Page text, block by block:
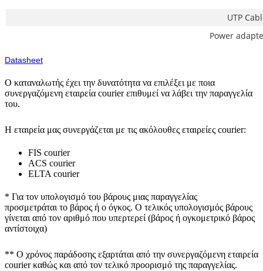
UTP
Power
Datasheet
Ο καταναλωτής έχει την δυνατότητα να επιλέξει με ποια
συνεργαζόμενη εταιρεία courier επιθυμεί να λάβει την παραγγελία
του.
Η εταιρεία μας συνεργάζεται με τις ακόλουθες εταιρείες courier:
FIS courier
ACS courier
ELTA courier
* Για τον υπολογισμό του βάρους μιας παραγγελίας
προσμετράται το βάρος ή ο όγκος. Ο τελικός υπολογισμός βάρους
γίνεται από τον αριθμό που υπερτερεί (βάρος ή ογκομετρικό βάρος
αντίστοιχα)
** Ο χρόνος παράδοσης εξαρτάται από την συνεργαζόμενη εταιρεία
courier καθώς και από τον τελικό προορισμό της παραγγελίας.